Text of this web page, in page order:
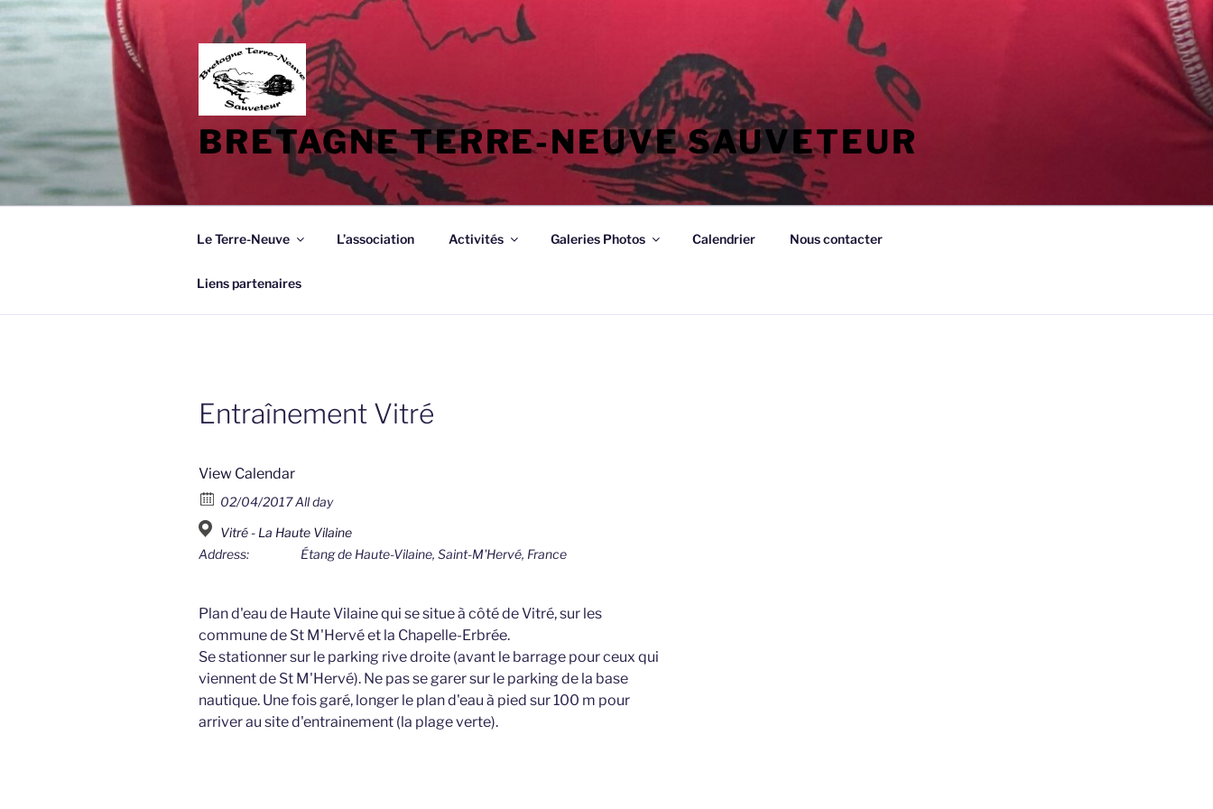
Aller
contenu
BRETAGNE TERRE-NEUVE SAUVETEUR
Le Terre-Neuve L’association Activités Galeries Photos Calendrier Nous contacter
Liens partenaires
Entraînement Vitré
View Calendar
02/04/2017 All day
Vitré - La Haute Vilaine
Address:
Étang de Haute-Vilaine, Saint-M'Hervé, France
Plan d'eau de Haute Vilaine qui se situe à côté de Vitré, sur les
commune de St M'Hervé et la Chapelle-Erbrée.
Se stationner sur le parking rive droite (avant le barrage pour ceux qui
viennent de St M'Hervé). Ne pas se garer sur le parking de la base
nautique. Une fois garé, longer le plan d'eau à pied sur 100 m pour
arriver au site d'entrainement (la plage verte).